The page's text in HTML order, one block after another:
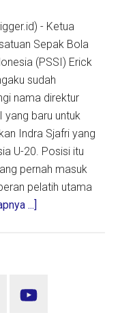
- Ketua
Sepak Bola
(PSSI) Erick
sudah
nama direktur
yang baru untuk
Indra Sjafri yang
U-20. Posisi itu
pernah masuk
pelatih utama
...]
PSSI,